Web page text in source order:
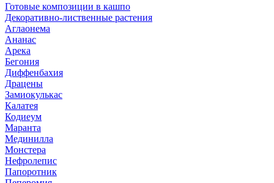
Готовые композиции в кашпо
Декоративно-лиственные растения
Аглаонема
Ананас
Арека
Бегония
Диффенбахия
Драцены
Замиокулькас
Калатея
Кодиеум
Маранта
Мединилла
Монстера
Нефролепис
Папоротник